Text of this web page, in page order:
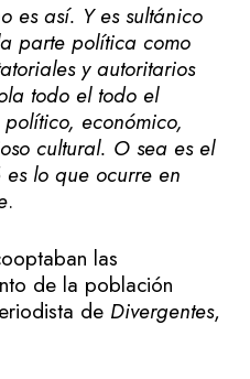
es así. Y es sultánico
parte política como
y autoritarios
todo el todo el
económico,
cultural. O sea es el
lo que ocurre en
.
las
de la población
de Divergentes,